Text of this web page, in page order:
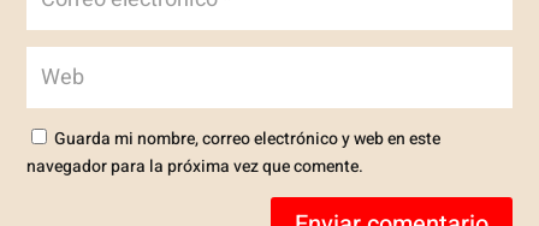
Guarda mi nombre, correo electrónico y web en este
navegador para la próxima vez que comente.